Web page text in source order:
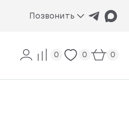
Позвонить
0 0 0